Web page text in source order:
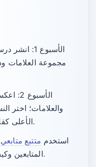
الأسبوع 1:
مجموعة العلامات
والعلامات؛ اختر
الأعلى كقالب سلسلتك طويلة المدى.
استخدم متتبع
المتابعين وكيف ترتبط تحديثات المحتوى.